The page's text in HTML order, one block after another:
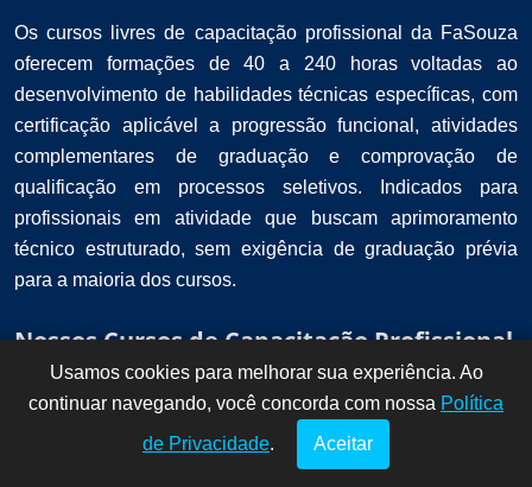
Os cursos livres de capacitação profissional da FaSouza
oferecem formações de 40 a 240 horas voltadas ao
desenvolvimento de habilidades técnicas específicas, com
certificação aplicável a progressão funcional, atividades
complementares de graduação e comprovação de
qualificação em processos seletivos. Indicados para
profissionais em atividade que buscam aprimoramento
técnico estruturado, sem exigência de graduação prévia
para a maioria dos cursos.
Nossos Cursos de Capacitação Profissional
!
Dúvidas? Fale
conosco por
aqui!
Usamos cookies para melhorar sua experiência. Ao
continuar navegando, você concorda com nossa Política
de Privacidade. Aceitar